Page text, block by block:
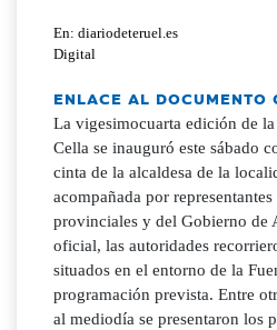
En: diariodeteruel.es
Digital
ENLACE AL DOCUMENTO
La vigesimocuarta edición de la
Cella se inauguró este sábado
cinta de la alcaldesa de la
acompañada por
provinciales y del Gobierno de
oficial, las autoridades
situados en el entorno de la
programación prevista. Entre
al mediodía se presentaron los